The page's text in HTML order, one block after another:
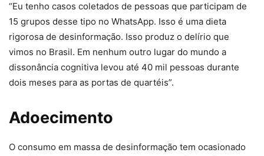
“Eu tenho casos coletados de pessoas que participam de
15 grupos desse tipo no WhatsApp. Isso é uma dieta
rigorosa de desinformação. Isso produz o delírio que
vimos no Brasil. Em nenhum outro lugar do mundo a
dissonância cognitiva levou até 40 mil pessoas durante
dois meses para as portas de quartéis”.
Adoecimento
O consumo em massa de desinformação tem ocasionado